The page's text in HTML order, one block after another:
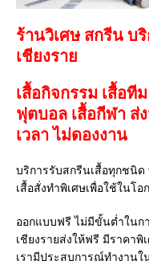
ร้านวิเศษ สกรีน บ
เชียงราย
เสื้อกิจกรรม เสื้อที
ฟุตบอล เสื้อกีฬา ส่
เวลา ไม่ดองงาน
บริการรับสกรีนเสื้อทุกชนิด
เสื้อสั่งทำพิเศษเพื่อใช้ในโ
ออกแบบฟรี ไม่มีขั้นต่ำในก
เชียงรายส่งให้ฟรี มีราคาพิ
เรามีประสบการณ์ทำงานใ